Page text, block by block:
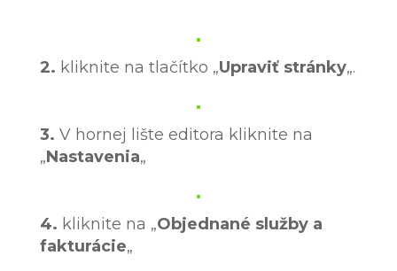
2. kliknite na tlačítko „Upraviť stránky„.
3. V hornej lište editora kliknite na
„Nastavenia„
4. kliknite na „Objednané služby a
fakturácie„